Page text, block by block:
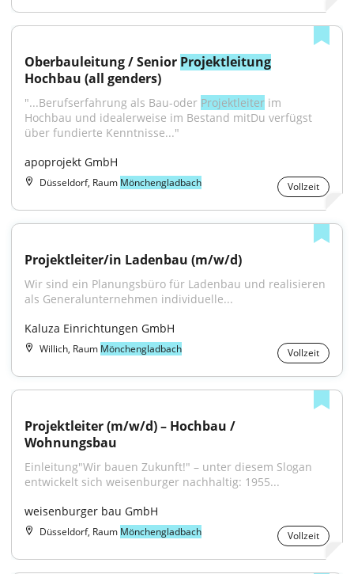
Oberbauleitung / Senior Projektleitung
Hochbau (all genders)
"...Berufserfahrung als Bau-oder Projektleiter im
Hochbau und idealerweise im Bestand mitDu verfügst
über fundierte Kenntnisse..."
apoprojekt GmbH
Düsseldorf, Raum Mönchengladbach Vollzeit
Projektleiter/in Ladenbau (m/w/d)
Wir sind ein Planungsbüro für Ladenbau und realisieren
als Generalunternehmen individuelle...
Kaluza Einrichtungen GmbH
Willich, Raum Mönchengladbach Vollzeit
Projektleiter (m/w/d) – Hochbau /
Wohnungsbau
Einleitung"Wir bauen Zukunft!" – unter diesem Slogan
entwickelt sich weisenburger nachhaltig: 1955...
weisenburger bau GmbH
Düsseldorf, Raum Mönchengladbach Vollzeit